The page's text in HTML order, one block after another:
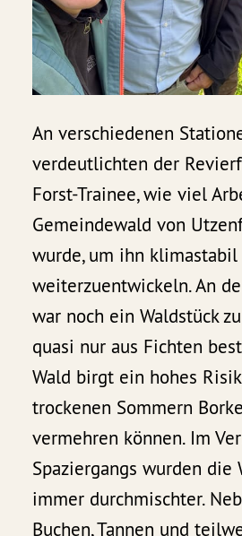
An verschiedenen
verdeutlichten der
Forst-Trainee, wie viel
Gemeindewald von
wurde, um ihn klimastabil
weiterzuentwickeln. An
war noch ein Waldstück
quasi nur aus Fichten
Wald birgt ein hohes
trockenen Sommern
vermehren können. Im
Spaziergangs wurden die
immer durchmischter.
Buchen, Tannen und